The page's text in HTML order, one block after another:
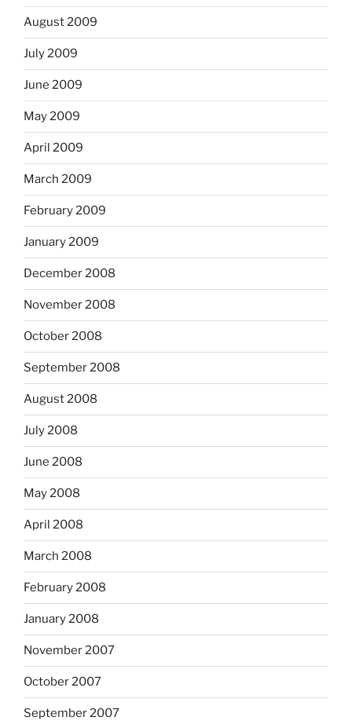
August 2009
July 2009
June 2009
May 2009
April 2009
March 2009
February 2009
January 2009
December 2008
November 2008
October 2008
September 2008
August 2008
July 2008
June 2008
May 2008
April 2008
March 2008
February 2008
January 2008
November 2007
October 2007
September 2007